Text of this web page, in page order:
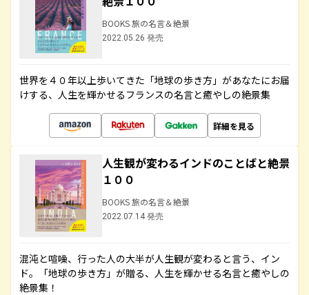
BOOKS 旅の名言＆絶景
2022.05.26 発売
世界を４０年以上歩いてきた「地球の歩き方」があなたにお届
けする、人生を輝かせるフランスの名言と癒やしの絶景集
詳細を見る
人生観が変わるインドのことばと絶景
１００
BOOKS 旅の名言＆絶景
2022.07.14 発売
混沌と喧噪、行った人の大半が人生観が変わると言う、イン
ド。「地球の歩き方」が贈る、人生を輝かせる名言と癒やしの
絶景集！